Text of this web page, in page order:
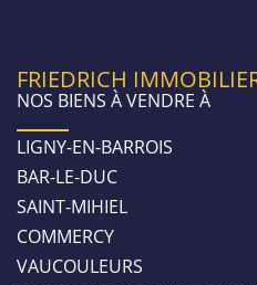
FRIEDRICH
NOS BIENS À VENDRE À
LIGNY-EN-BARROIS
BAR-LE-DUC
SAINT-MIHIEL
COMMERCY
VAUCOULEURS